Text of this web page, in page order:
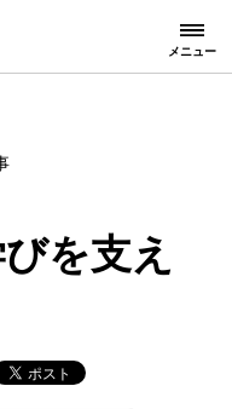
メニュー
を支え